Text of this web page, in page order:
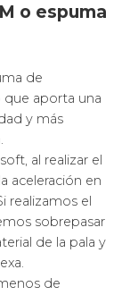
o espuma
de
aporta una
y más
al realizar el
aceleración en
realizamos el
sobrepasar
de la pala y
de